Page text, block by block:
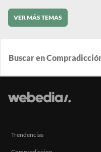
VER MÁS TEMAS
Trendencias